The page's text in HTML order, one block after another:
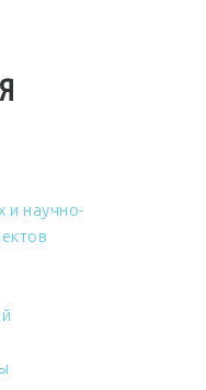
и научно-